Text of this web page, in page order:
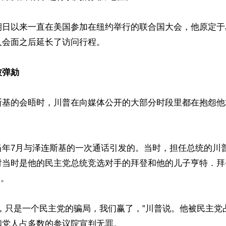
以来一直在美国参加在纽约举行的联合国大会，他原定
面之后延长了访问行程。
弹劾
的会晤时，川普在向媒体公开的大部分时段里都在抱怨
7月与泽连斯基的一次通话引发的。当时，担任总统的川
时是他的民主党总统竞选对手的拜登和他的儿子亨特．
只是一个民主党的骗局，我们赢了，”川普说。他被民主党
人占多数的参议院宣判无罪。